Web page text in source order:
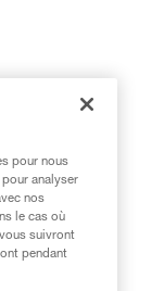
pour nous
analyser
nos
le cas où
suivront
pendant